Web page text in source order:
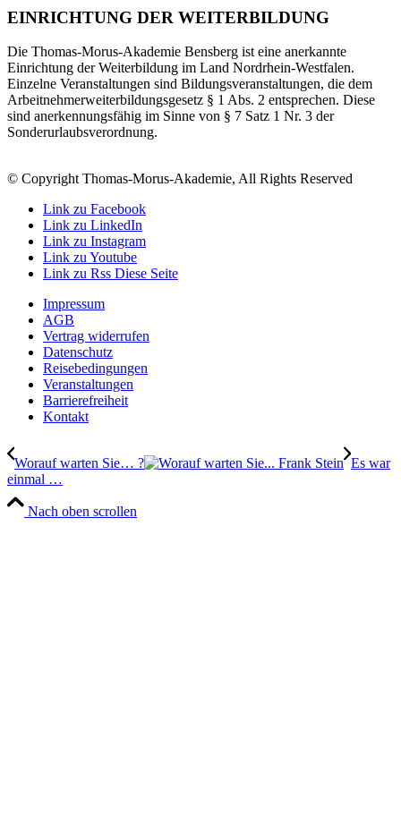
EINRICHTUNG DER WEITERBILDUNG
Die Thomas-Morus-Akademie Bensberg ist eine anerkannte
Einrichtung der Weiterbildung im Land Nordrhein-Westfalen.
Einzelne Veranstaltungen sind Bildungsveranstaltungen, die dem
Arbeitnehmerweiterbildungsgesetz § 1 Abs. 2 entsprechen. Diese
sind anerkennungsfähig im Sinne von § 7 Satz 1 Nr. 3 der
Sonderurlaubsverordnung.
© Copyright Thomas-Morus-Akademie, All Rights Reserved
Link zu Facebook
Link zu LinkedIn
Link zu Instagram
Link zu Youtube
Link zu Rss Diese Seite
Impressum
AGB
Vertrag widerrufen
Datenschutz
Reisebedingungen
Veranstaltungen
Barrierefreiheit
Kontakt
Worauf warten Sie… ?
Es war
einmal …
Nach oben scrollen